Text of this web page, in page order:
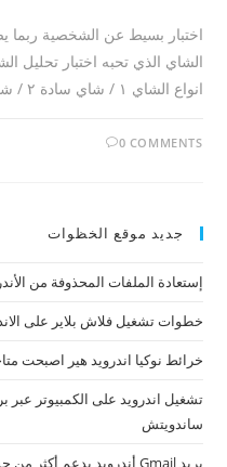
اختبار بسيط عن الشخصية
الشاي الذي تحبه اختبار
انواع الشاي ١ / شاي سادة ٢ / شاي…
0 COMMENTS
جديد موقع الخظوات
إستعادة الملفات المحذوفة من
خطوات تشغيل فلاش بلاير على
خرائط نوكيا اندرويد هير اصبحت
ساندويتش
بريد Gmail أندرويد يدعم أكثر من حساب في صندوق وارد واحد